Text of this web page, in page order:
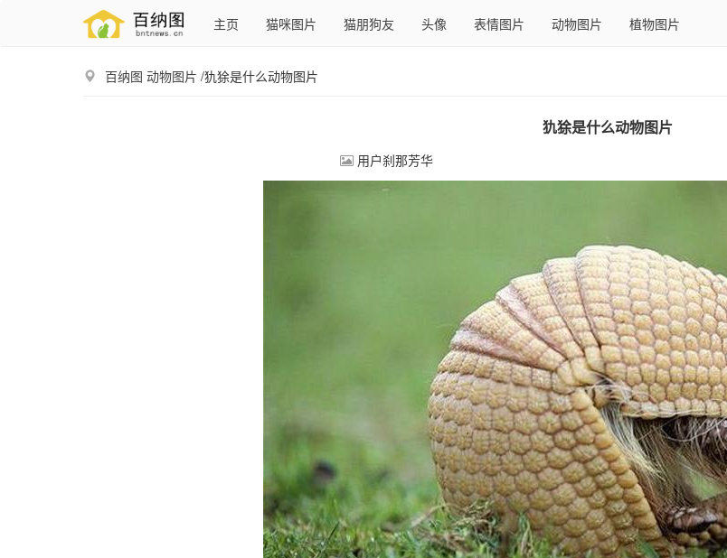
主页 猫咪图片 猫朋狗友 头像 表情图片 动物图片 植物图片
百纳图 动物图片 /犰狳是什么动物图片
犰狳是什么动物图片
用户刹那芳华